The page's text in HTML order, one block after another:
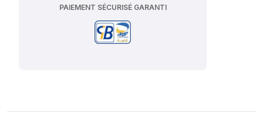
PAIEMENT SÉCURISÉ GARANTI